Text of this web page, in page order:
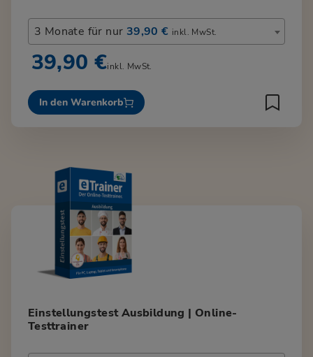
3 Monate für nur 39,90 € inkl. MwSt.
39,90 €inkl. MwSt.
In den Warenkorb
Einstellungstest Ausbildung | Online-
Testtrainer